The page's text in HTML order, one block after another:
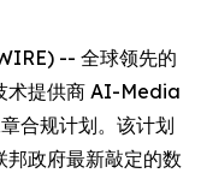
-- 全球领先的
术提供商 AI-Media
合规计划。该计划
邦政府最新敲定的数